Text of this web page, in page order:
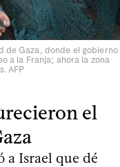
de Gaza, donde el gobierno
a la Franja; ahora la zona
AFP
el
a Israel que dé